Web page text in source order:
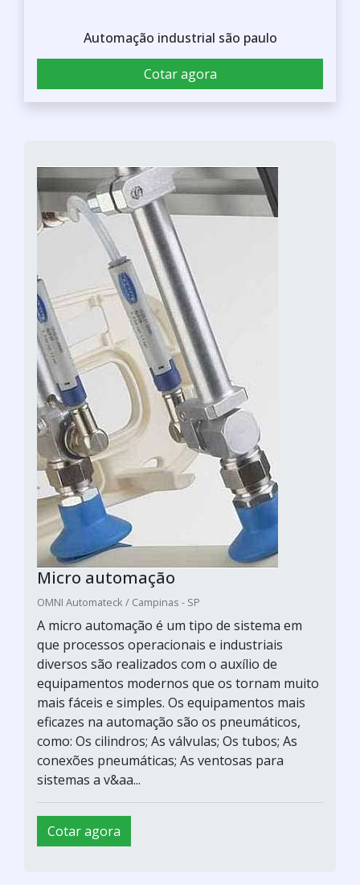
Automação industrial são paulo
Cotar agora
Micro automação
OMNI Automateck / Campinas - SP
A micro automação é um tipo de sistema em
que processos operacionais e industriais
diversos são realizados com o auxílio de
equipamentos modernos que os tornam muito
mais fáceis e simples. Os equipamentos mais
eficazes na automação são os pneumáticos,
como: Os cilindros; As válvulas; Os tubos; As
conexões pneumáticas; As ventosas para
sistemas a v&aa...
Cotar agora